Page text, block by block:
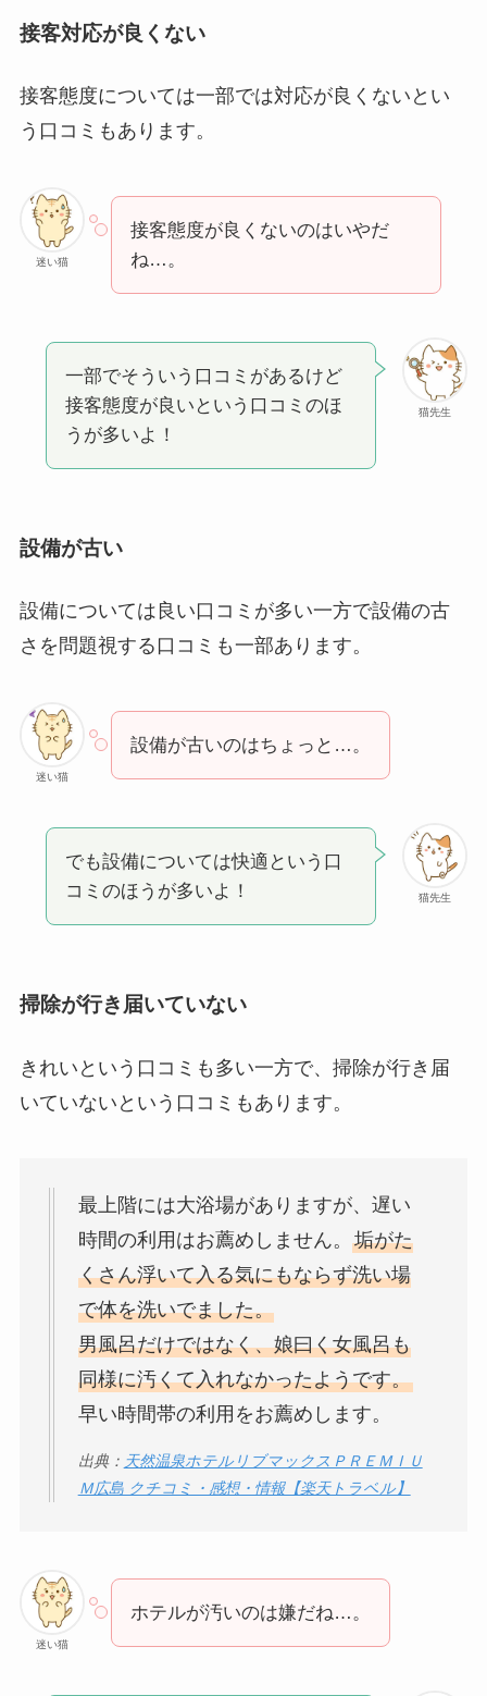
接客対応が良くない
接客態度については一部では対応が良くないとい
う口コミもあります。
迷い猫
接客態度が良くないのはいやだ
ね…。
猫先生
一部でそういう口コミがあるけど
接客態度が良いという口コミのほ
うが多いよ！
設備が古い
設備については良い口コミが多い一方で設備の古
さを問題視する口コミも一部あります。
迷い猫
設備が古いのはちょっと…。
猫先生
でも設備については快適という口
コミのほうが多いよ！
掃除が行き届いていない
きれいという口コミも多い一方で、掃除が行き届
いていないという口コミもあります。
最上階には大浴場がありますが、遅い
時間の利用はお薦めしません。 垢がた
くさん浮いて入る気にもならず洗い場
で体を洗いでました。
男風呂だけではなく、娘曰く女風呂も
同様に汚くて入れなかったようです。
早い時間帯の利用をお薦めします。
出典： 天然温泉ホテルリブマックスＰＲＥＭＩＵ
Ｍ広島 クチコミ・感想・情報【楽天トラベル】
迷い猫
ホテルが汚いのは嫌だね…。